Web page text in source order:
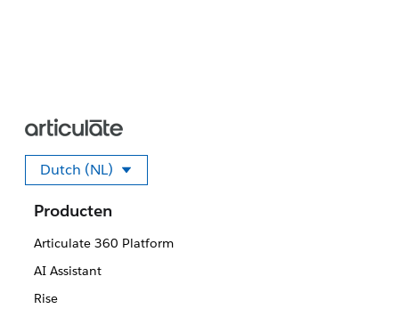
Dutch (NL)
Selecteer uw taal.
Producten
Articulate 360 Platform
AI Assistant
Rise